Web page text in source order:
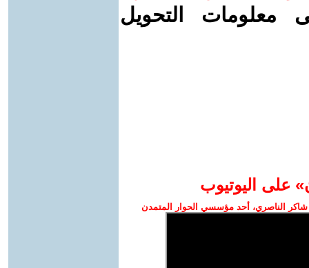
معلومات التحويل
على اليوتيوب
الناصري، أحد مؤسسي الحوار المتمدن